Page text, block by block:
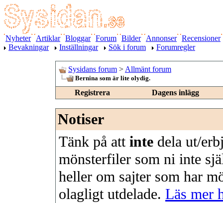
Nyheter Artiklar Bloggar Forum Bilder Annonser Recensioner
Bevakningar
Inställningar Sök i forum Forumregler
Sysidans forum > Allmänt forum
Bernina som är lite olydig.
Registrera Dagens inlägg
Notiser
Tänk på att inte dela ut/
mönsterfiler som ni inte
heller om sajter som har
olagligt utdelade. Läs mer